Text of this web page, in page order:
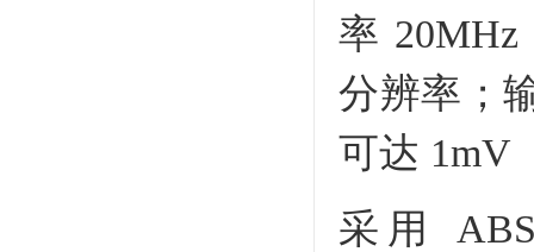
率 20MHz
分辨率；
可达 1mV
采用